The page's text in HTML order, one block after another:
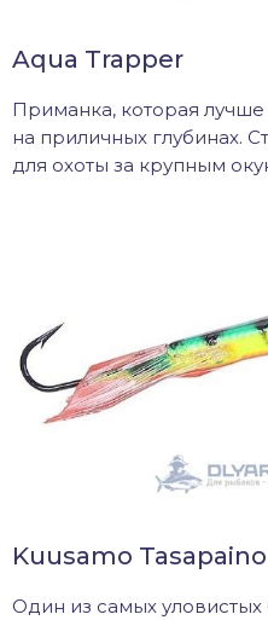
Aqua Trapper
Приманка, которая
на приличных глубинах.
для охоты за крупным
Kuusamo Tasapaino
Один из самых уловистых